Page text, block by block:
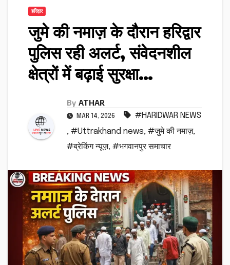
हरिद्वार
जुमे की नमाज़ के दौरान हरिद्वार
पुलिस रही अलर्ट, संवेदनशील
क्षेत्रों में बढ़ाई सुरक्षा…
By ATHAR
MAR 14, 2026
#HARIDWAR NEWS
, #Uttrakhand news, #जुमे की नमाज़,
#ब्रेकिंग न्यूज़, #भगवानपुर समाचार